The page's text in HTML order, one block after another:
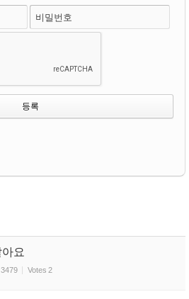
비밀번호
요
3479 Votes 2